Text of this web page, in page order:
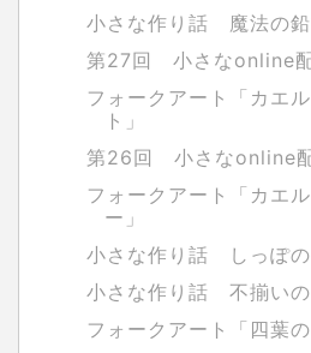
小さな作り話 魔法の
第27回 小さなonline
フォークアート「カエ
ト」
第26回 小さなonline
フォークアート「カエ
ー」
小さな作り話 しっぽ
小さな作り話 不揃い
フォークアート「四葉の